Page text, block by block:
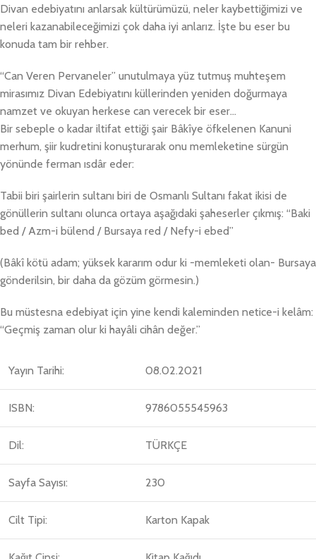
Divan edebiyatını anlarsak kültürümüzü, neler kaybettiğimizi ve
neleri kazanabileceğimizi çok daha iyi anlarız. İşte bu eser bu
konuda tam bir rehber.
“Can Veren Pervaneler” unutulmaya yüz tutmuş muhteşem
mirasımız Divan Edebiyatını küllerinden yeniden doğurmaya
namzet ve okuyan herkese can verecek bir eser…
Bir sebeple o kadar iltifat ettiği şair Bâkîye öfkelenen Kanuni
merhum, şiir kudretini konuşturarak onu memleketine sürgün
yönünde ferman ısdâr eder:
Tabii biri şairlerin sultanı biri de Osmanlı Sultanı fakat ikisi de
gönüllerin sultanı olunca ortaya aşağıdaki şaheserler çıkmış: “Baki
bed / Azm-i bülend / Bursaya red / Nefy-i ebed”
(Bâkî kötü adam; yüksek kararım odur ki -memleketi olan- Bursaya
gönderilsin, bir daha da gözüm görmesin.)
Bu müstesna edebiyat için yine kendi kaleminden netice-i kelâm:
“Geçmiş zaman olur ki hayâli cihân değer.”
Yayın Tarihi: 08.02.2021
ISBN: 9786055545963
Dil: TÜRKÇE
Sayfa Sayısı: 230
Cilt Tipi: Karton Kapak